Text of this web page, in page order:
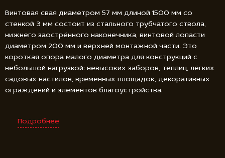
Винтовая свая диаметром 57 мм длиной 1500 мм со
стенкой 3 мм состоит из стального трубчатого ствола,
нижнего заострённого наконечника, винтовой лопасти
диаметром 200 мм и верхней монтажной части. Это
короткая опора малого диаметра для конструкций с
небольшой нагрузкой: невысоких заборов, теплиц, лёгких
садовых настилов, временных площадок, декоративных
ограждений и элементов благоустройства.
Подробнее